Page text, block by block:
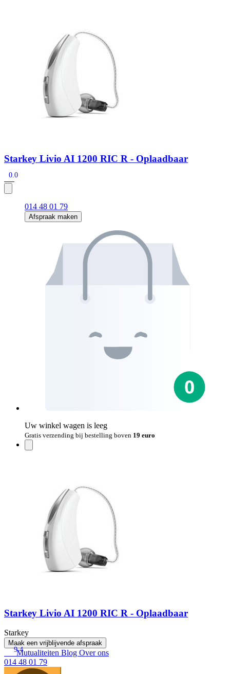
Hoorapparaatbatterijen
Oticon hoorapparaten
ReSound Vivia
Oticon IntentSignia Silk Domes
Oticon Intent 1 - Oplaadbaar
De Oticon Intent is het nieuwste hoorapparaat van dit moment.
Starkey Livio AI 1200 RIC R - Oplaadbaar
0.0
014 48 01 79
Afspraak maken
Uw winkel wagen is leeg
Gratis verzending bij bestelling boven 19 euro
Starkey Livio AI 1200 RIC R - Oplaadbaar
Starkey
Maak een vrijblijvende afspraak
9.4
Mutualiteiten Blog Over ons
014 48 01 79